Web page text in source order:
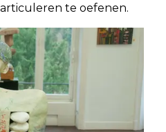
te oefenen.